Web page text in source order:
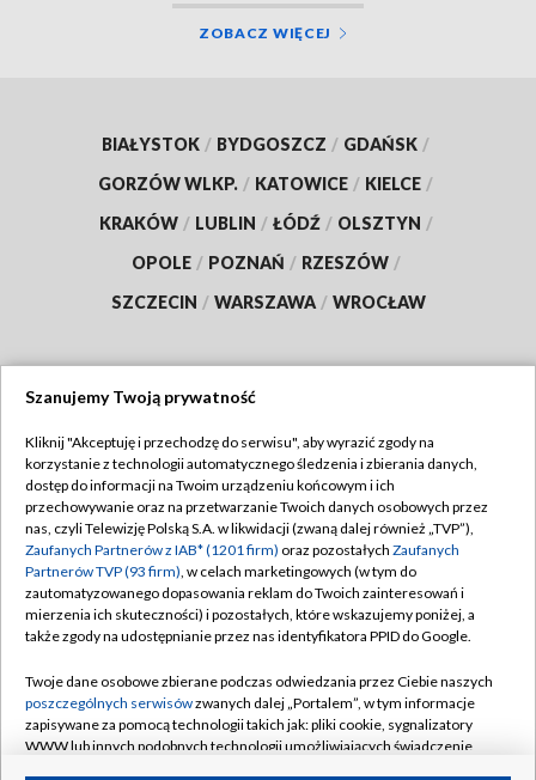
ZOBACZ WIĘCEJ
BIAŁYSTOK / BYDGOSZCZ / GDAŃSK /
GORZÓW WLKP. / KATOWICE / KIELCE /
KRAKÓW / LUBLIN / ŁÓDŹ / OLSZTYN /
OPOLE / POZNAŃ / RZESZÓW /
SZCZECIN / WARSZAWA / WROCŁAW
TVP
Abonament TVP
Emisja w TVP
Centrum informacji TVP
Naziemna Telewizja Cyfrowa
Rada Programowa
System NOS
Regulamin TVP
Polityka prywatności
Moje zgody
Pomoc
Kontakt
Szanujemy Twoją prywatność
Kliknij "Akceptuję i przechodzę do serwisu", aby wyrazić zgody na
korzystanie z technologii automatycznego śledzenia i zbierania danych,
dostęp do informacji na Twoim urządzeniu końcowym i ich
przechowywanie oraz na przetwarzanie Twoich danych osobowych przez
nas, czyli Telewizję Polską S.A. w likwidacji (zwaną dalej również „TVP”),
Zaufanych Partnerów z IAB* (1201 firm) oraz pozostałych Zaufanych
Partnerów TVP (93 firm), w celach marketingowych (w tym do
zautomatyzowanego dopasowania reklam do Twoich zainteresowań i
mierzenia ich skuteczności) i pozostałych, które wskazujemy poniżej, a
także zgody na udostępnianie przez nas identyfikatora PPID do Google.
Twoje dane osobowe zbierane podczas odwiedzania przez Ciebie naszych
poszczególnych serwisówzwanych dalej „Portalem”, w tym informacje
zapisywane za pomocą technologii takich jak: pliki cookie, sygnalizatory
WWW lub innych podobnych technologii umożliwiających świadczenie